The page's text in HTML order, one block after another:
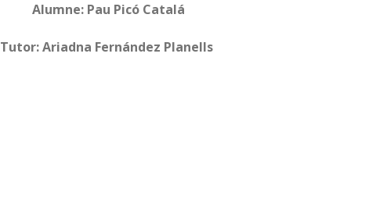
Alumne: Pau Picó Catalá
Tutor: Ariadna Fernández Planells